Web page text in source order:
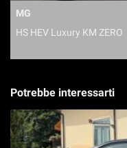
MG
HS 1.5T-GDI AT Luxury
Potrebbe interessarti